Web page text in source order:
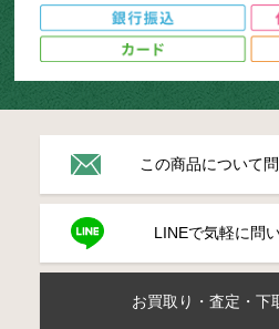
この商品について
LINEで気軽に問
お買取り・査定・下